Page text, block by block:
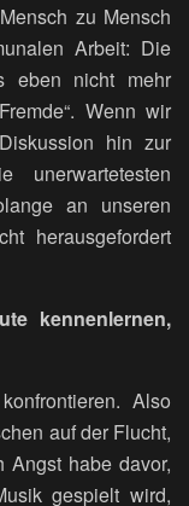
zu Mensch
Arbeit: Die
eben nicht mehr
Wenn wir
hin zur
an unseren
herausgefordert
kennenlernen,
Also
auf der Flucht,
habe davor,
gespielt wird,